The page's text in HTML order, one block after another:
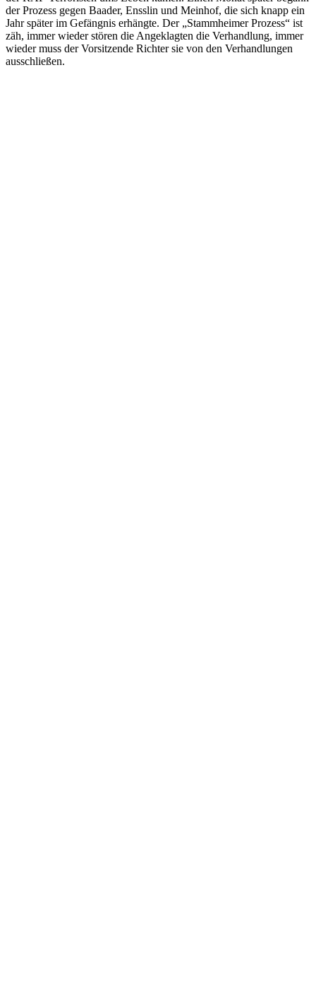
der Prozess gegen Baader, Ensslin und Meinhof, die sich knapp ein
Jahr später im Gefängnis erhängte. Der „Stammheimer Prozess“ ist
zäh, immer wieder stören die Angeklagten die Verhandlung, immer
wieder muss der Vorsitzende Richter sie von den Verhandlungen
ausschließen.